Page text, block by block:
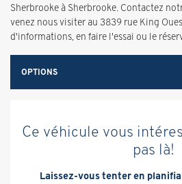
Sherbrooke à Sherbrooke. Contactez
venez nous visiter au 3839 rue King
d'informations, en faire l'essai ou le
OPTIONS
Ce véhicule vous
pas là!
Laissez-vous tenter en